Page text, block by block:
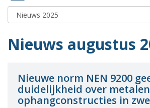
Opleidingen
Over
BWT
Vacatures
Nieuws augustus
Nieuwe norm NEN 9200
duidelijkheid over metalen
ophangconstructies in